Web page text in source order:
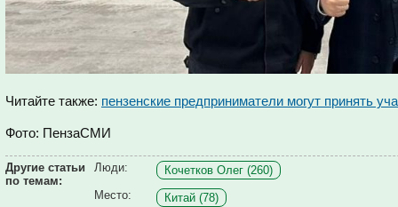
Читайте также: пензенские предприниматели могут принять
Фото: ПензаСМИ
Другие статьи
по темам:
Люди:
Кочетков Олег (260)
Место:
Китай (78)